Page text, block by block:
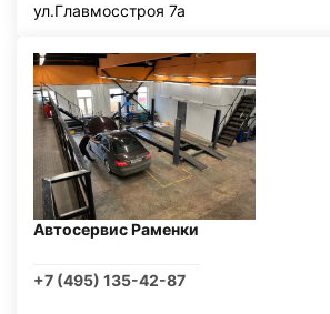
ул.Главмосстроя 7а
Автосервис Раменки
+7 (495) 135-42-87